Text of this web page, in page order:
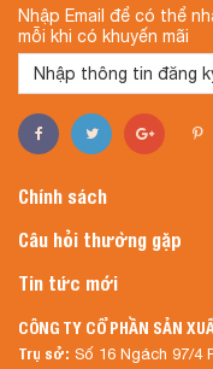
Nhập Email để có thể
mỗi khi có khuyến mãi
Chính sách
Câu hỏi thường gặp
Tin tức mới
CÔNG TY CỔ PHẦN SẢN
Trụ sở: Số 16 Ngách 97/4